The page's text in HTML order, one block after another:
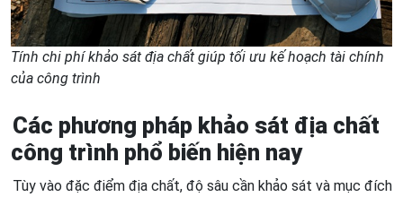
Tính chi phí khảo sát địa chất giúp tối ưu kế hoạch tài chính
của công trình
Các phương pháp khảo sát địa chất
công trình phổ biến hiện nay
Tùy vào đặc điểm địa chất, độ sâu cần khảo sát và mục đích